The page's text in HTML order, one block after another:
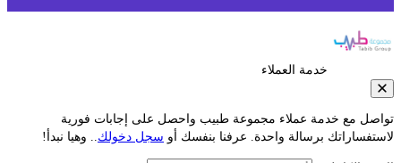
خدمة العملاء
مع خدمة عملاء مجموعة طبيب واحصل على إجابات فورية
برسالة واحدة. عرفنا بنفسك أوسجل دخولك.. وهيا نبدأ!